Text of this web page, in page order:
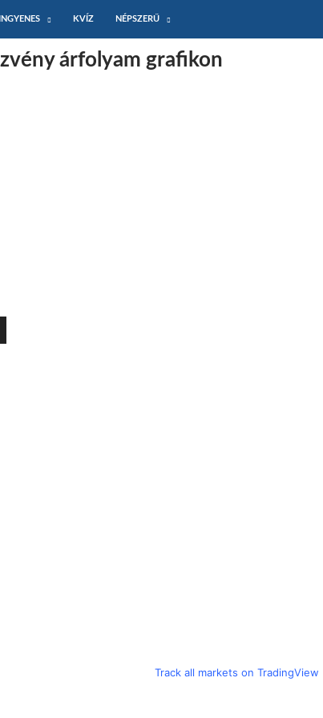
INGYENES KVÍZ NÉPSZERŰ
árfolyam grafikon
Track all markets on TradingView